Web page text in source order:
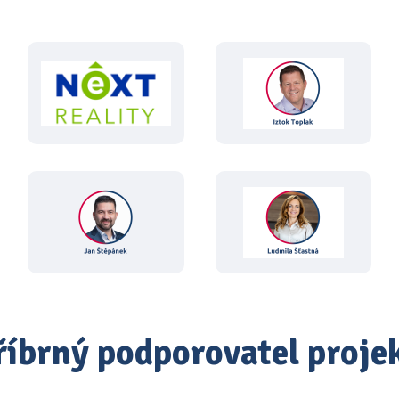
podporovatel